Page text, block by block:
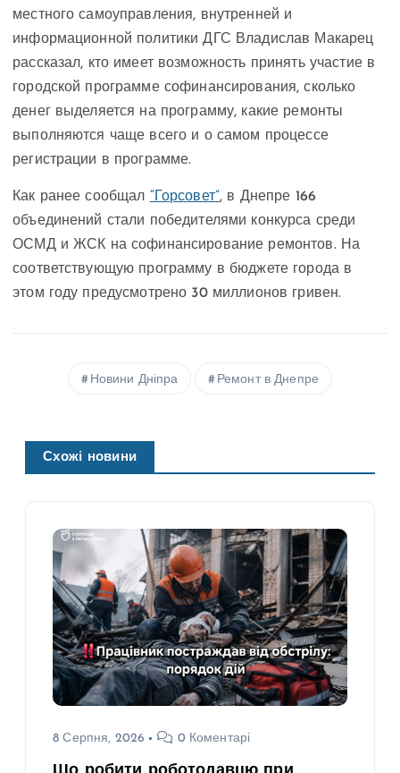
местного самоуправления, внутренней и
информационной политики ДГС Владислав Макарец
рассказал, кто имеет возможность принять участие в
городской программе софинансирования, сколько
денег выделяется на программу, какие ремонты
выполняются чаще всего и о самом процессе
регистрации в программе.
Как ранее сообщал “Горсовет”, в Днепре 166
объединений стали победителями конкурса среди
ОСМД и ЖСК на софинансирование ремонтов. На
соответствующую программу в бюджете города в
этом году предусмотрено 30 миллионов гривен.
Новини Дніпра Ремонт в Днепре
Схожі новини
8 Серпня, 2026 0 Коментарі